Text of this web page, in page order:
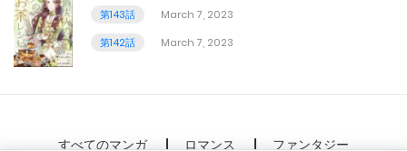
第58話
March 7, 2023
第143話
March 7, 2023
第142話
March 7, 2023
すべてのマンガ ロマンス ファンタジー